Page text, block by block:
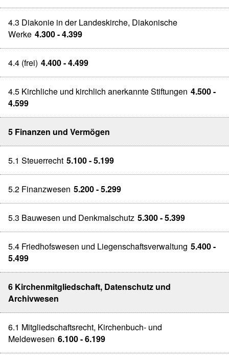
4.3 Diakonie in der Landeskirche, Diakonische
Werke 4.300 - 4.399
4.4 (frei) 4.400 - 4.499
4.5 Kirchliche und kirchlich anerkannte Stiftungen 4.500 -
4.599
5 Finanzen und Vermögen
5.1 Steuerrecht 5.100 - 5.199
5.2 Finanzwesen 5.200 - 5.299
5.3 Bauwesen und Denkmalschutz 5.300 - 5.399
5.4 Friedhofswesen und Liegenschaftsverwaltung 5.400 -
5.499
6 Kirchenmitgliedschaft, Datenschutz und
Archivwesen
6.1 Mitgliedschaftsrecht, Kirchenbuch- und
Meldewesen 6.100 - 6.199